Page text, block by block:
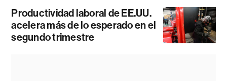
Productividad laboral de EE.UU.
acelera más de lo esperado en el
segundo trimestre